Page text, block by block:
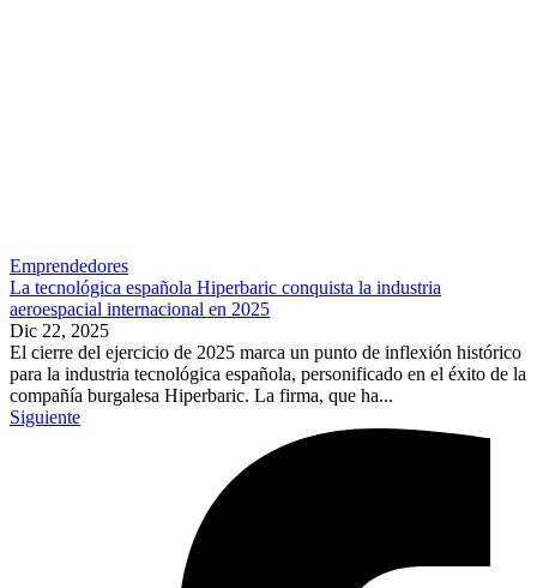
Emprendedores
La tecnológica española Hiperbaric conquista la industria
aeroespacial internacional en 2025
Dic 22, 2025
El cierre del ejercicio de 2025 marca un punto de inflexión histórico
para la industria tecnológica española, personificado en el éxito de la
compañía burgalesa Hiperbaric. La firma, que ha...
Siguiente